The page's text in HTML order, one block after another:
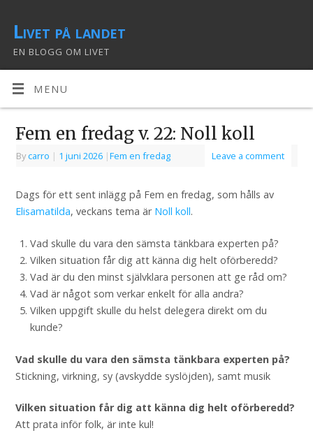
Livet på landet
EN BLOGG OM LIVET
MENU
Fem en fredag v. 22: Noll koll
Bycarro | 1 juni 2026 |Fem en fredag Leave a comment
Dags för ett sent inlägg på Fem en fredag, som hålls av
Elisamatilda, veckans tema är Noll koll.
Vad skulle du vara den sämsta tänkbara experten på?
Vilken situation får dig att känna dig helt oförberedd?
Vad är du den minst självklara personen att ge råd om?
Vad är något som verkar enkelt för alla andra?
Vilken uppgift skulle du helst delegera direkt om du
kunde?
Vad skulle du vara den sämsta tänkbara experten på?
Stickning, virkning, sy (avskydde syslöjden), samt musik
Vilken situation får dig att känna dig helt oförberedd?
Att prata inför folk, är inte kul!